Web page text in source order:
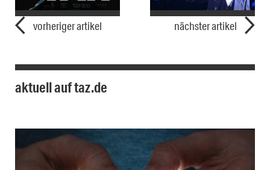
vorheriger artikel nächster artikel
aktuell auf taz.de